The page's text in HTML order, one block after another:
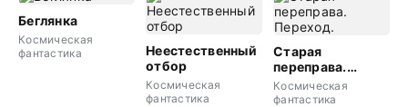
Беглянка
Космическая
фантастика
Неестественный
отбор
Космическая
фантастика
Старая
переправа.
Переход.
Космическая
фантастика